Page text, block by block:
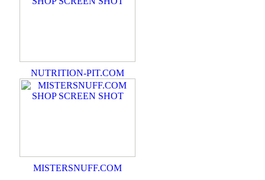
NUTRITION-PIT.COM
MISTERSNUFF.COM